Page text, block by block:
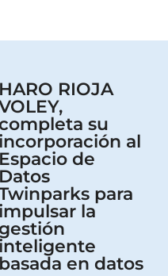
HARO RIOJA
su
incorporación al
Espacio de
Datos
para
impulsar la
inteligente
basada en datos